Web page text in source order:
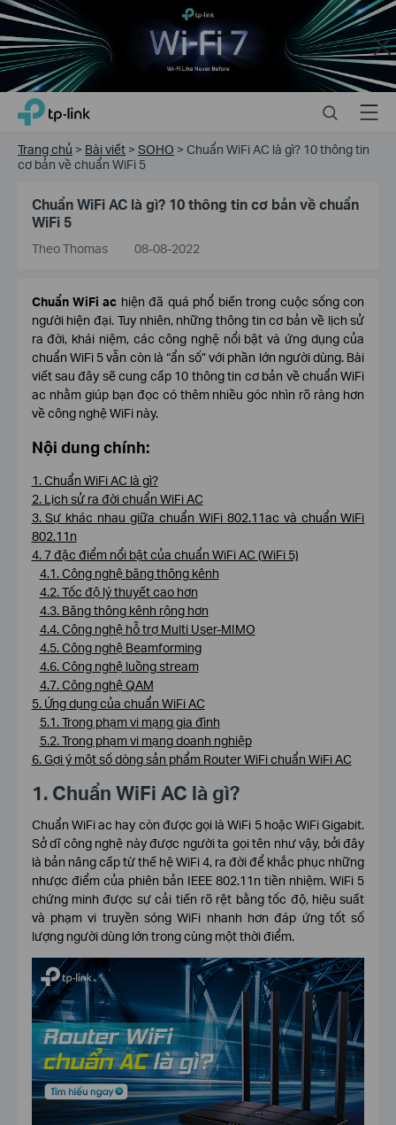
Close
Click
the
TP-Link, Reliably Smart SearchMenu
Trang chủ > Bài viết > SOHO > Chuẩn WiFi AC là gì? 10 thông tin
cơ bản về chuẩn WiFi 5
Chuẩn WiFi AC là gì? 10 thông tin cơ bản về chuẩn
WiFi 5
Theo Thomas 08-08-2022
Chuẩn WiFi ac hiện đã quá phổ biến trong cuộc sống con
người hiện đại. Tuy nhiên, những thông tin cơ bản về lịch sử
ra đời, khái niệm, các công nghệ nổi bật và ứng dụng của
chuẩn WiFi 5 vẫn còn là “ẩn số” với phần lớn người dùng. Bài
viết sau đây sẽ cung cấp 10 thông tin cơ bản về chuẩn WiFi
ac nhằm giúp bạn đọc có thêm nhiều góc nhìn rõ ràng hơn
về công nghệ WiFi này.
Nội dung chính:
1. Chuẩn WiFi AC là gì?
2. Lịch sử ra đời chuẩn WiFi AC
3. Sự khác nhau giữa chuẩn WiFi 802.11ac và chuẩn WiFi
802.11n
4. 7 đặc điểm nổi bật của chuẩn WiFi AC (WiFi 5)
4.1. Công nghệ băng thông kênh
4.2. Tốc độ lý thuyết cao hơn
4.3. Băng thông kênh rộng hơn
4.4. Công nghệ hỗ trợ Multi User-MIMO
4.5. Công nghệ Beamforming
4.6. Công nghệ luồng stream
4.7. Công nghệ QAM
5. Ứng dụng của chuẩn WiFi AC
5.1. Trong phạm vi mạng gia đình
5.2. Trong phạm vi mạng doanh nghiệp
6. Gợi ý một số dòng sản phẩm Router WiFi chuẩn WiFi AC
1. Chuẩn WiFi AC là gì?
Chuẩn WiFi ac hay còn được gọi là WiFi 5 hoặc WiFi Gigabit.
Sở dĩ công nghệ này được người ta gọi tên như vậy, bởi đây
là bản nâng cấp từ thế hệ WiFi 4, ra đời để khắc phục những
nhược điểm của phiên bản IEEE 802.11n tiền nhiệm. WiFi 5
chứng minh được sự cải tiến rõ rệt bằng tốc độ, hiệu suất
và phạm vi truyền sóng WiFi nhanh hơn đáp ứng tốt số
lượng người dùng lớn trong cùng một thời điểm.